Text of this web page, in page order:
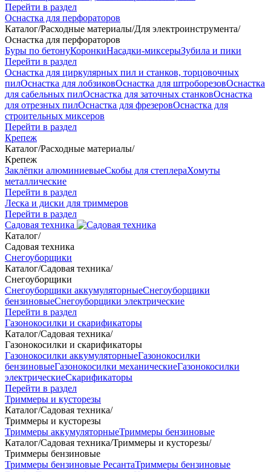
Перейти в раздел
Оснастка для перфораторов
Каталог/Расходные материалы/Для электроинструмента/
Оснастка для перфораторов
Буры по бетонуКоронкиНасадки-миксерыЗубила и пики
Перейти в раздел
Оснастка для циркулярных пил и станков, торцовочных
пилОснастка для лобзиковОснастка для штроборезовОснастка
для сабельных пилОснастка для заточных станковОснастка
для отрезных пилОснастка для фрезеровОснастка для
строительных миксеров
Перейти в раздел
Крепеж
Каталог/Расходные материалы/
Крепеж
Заклёпки алюминиевыеСкобы для степлераХомуты
металлические
Перейти в раздел
Леска и диски для триммеров
Перейти в раздел
Садовая техника
Каталог/
Садовая техника
Снегоуборщики
Каталог/Садовая техника/
Снегоуборщики
Снегоуборщики аккумуляторныеСнегоуборщики
бензиновыеСнегоуборщики электрические
Перейти в раздел
Газонокосилки и скарификаторы
Каталог/Садовая техника/
Газонокосилки и скарификаторы
Газонокосилки аккумуляторныеГазонокосилки
бензиновыеГазонокосилки механическиеГазонокосилки
электрическиеСкарификаторы
Перейти в раздел
Триммеры и кусторезы
Каталог/Садовая техника/
Триммеры и кусторезы
Триммеры аккумуляторныеТриммеры бензиновые
Каталог/Садовая техника/Триммеры и кусторезы/
Триммеры бензиновые
Триммеры бензиновые РесантаТриммеры бензиновые